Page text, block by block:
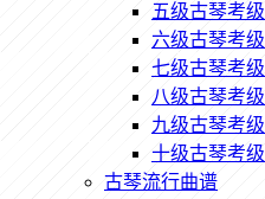
五级古琴考
六级古琴考
七级古琴考
八级古琴考
九级古琴考
十级古琴考
古琴流行曲谱